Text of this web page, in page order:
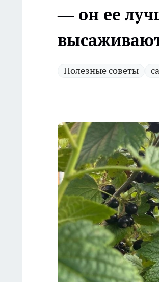
— он ее
Полезные советы